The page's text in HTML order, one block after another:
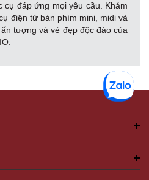
cụ đáp ứng mọi yêu cầu. Khám
điện tử bàn phím mini, midi và
tượng và vẻ đẹp độc đáo của
Digital Pianos
Casio dành cho nhạc công
gọn dành cho đối tượng mới
Casio